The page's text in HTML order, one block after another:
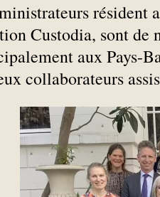
résident
Custodia, sont
aux Pays-
collaborateurs